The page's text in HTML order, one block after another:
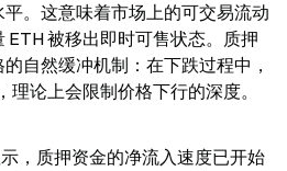
。这意味着市场上的可交易流动
ETH 被移出即时可售状态。质押
自然缓冲机制：在下跌过程中，
理论上会限制价格下行的深度。
，质押资金的净流入速度已开始